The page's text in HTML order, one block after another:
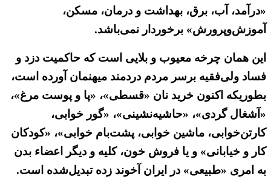
«درآمد، آب، برق، بهداشت و درمان، مسکن،
آموزش‌وپرورش» برخوردار نمی‌باشد.
این همان چرخه معیوب و بلایی است که حاکمیت دزد و
فساد ولی‌فقیه برسر مردم دردمند میهنمان آورده است،
بطوریکه اکنون خرید نان «قسطی»، «پا و پوست مرغ»،
«آشغال گردی»، «حاشیه‌نشینی»، «گور خوابی،
کارتن‌خوابی، ماشین خوابی، پشت‌بام خوابی»، «کودکان
کار و خیابانی» و یا فروش خون، کلیه و دیگر اعضاء بدن
به امری «طبیعی» در ایران آخوند زده تبدیل‌شده است.